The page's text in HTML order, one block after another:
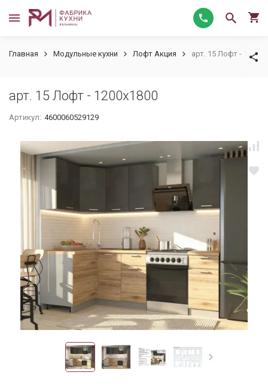
Главная Модульные кухни Лофт Акция арт. 15 Лофт -
арт. 15 Лофт - 1200х1800
Артикул: 4600060529129